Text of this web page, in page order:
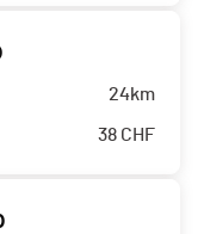
24km
38 CHF